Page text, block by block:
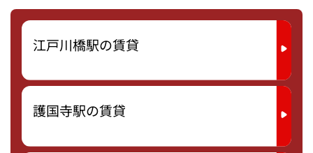
江戸川橋駅の賃貸
護国寺駅の賃貸